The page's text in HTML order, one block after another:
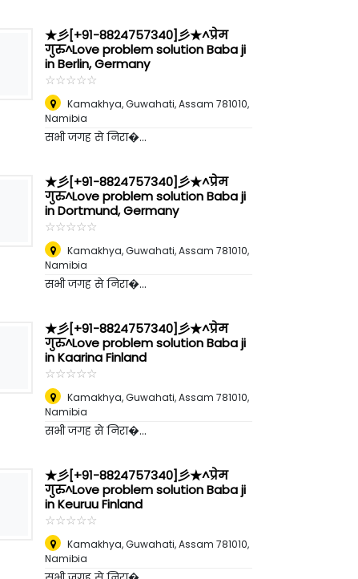
★彡[+91-8824757340]彡★^प्रेम
गुरु^Love problem solution Baba ji
in Berlin, Germany
☆☆☆☆☆
★★★★★
Kamakhya, Guwahati, Assam 781010,
Namibia
सभी जगह से निरा�...
★彡[+91-8824757340]彡★^प्रेम
गुरु^Love problem solution Baba ji
in Dortmund, Germany
☆☆☆☆☆
★★★★★
Kamakhya, Guwahati, Assam 781010,
Namibia
सभी जगह से निरा�...
★彡[+91-8824757340]彡★^प्रेम
गुरु^Love problem solution Baba ji
in Kaarina Finland
☆☆☆☆☆
★★★★★
Kamakhya, Guwahati, Assam 781010,
Namibia
सभी जगह से निरा�...
★彡[+91-8824757340]彡★^प्रेम
गुरु^Love problem solution Baba ji
in Keuruu Finland
☆☆☆☆☆
★★★★★
Kamakhya, Guwahati, Assam 781010,
Namibia